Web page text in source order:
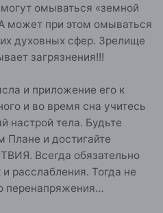
омываться «земной
может при этом омываться
духовных сфер. Зрелище
загрязнения!!!
и приложение его к
и во время сна учитесь
настрой тела. Будьте
Плане и достигайте
Всегда обязательно
расслабления. Тогда не
перенапряжения…